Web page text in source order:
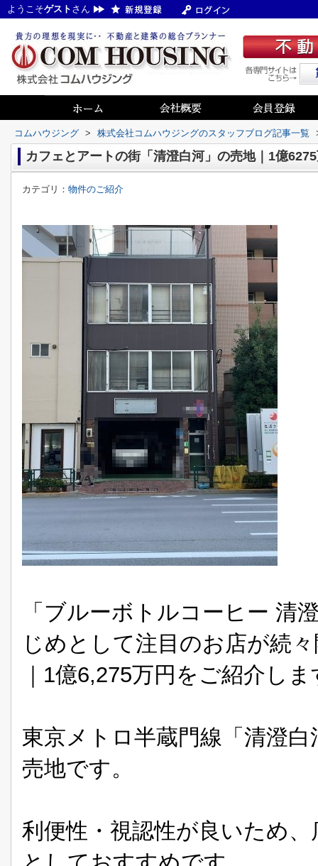
ようこそゲスト さん
コムハウジング > 株式会社コムハウジングのスタッフブログ記事一覧
カフェとアートの街「清澄白河」の売地｜1億
カテゴリ： 物件のご紹介
「ブルーボトルコーヒー 清
じめとして注目のお店が続
｜1億6,275万円をご紹介し
東京メトロ半蔵門線「清澄
売地です。
利便性・視認性が良いため